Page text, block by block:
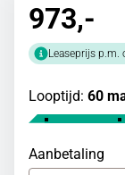
973,-
Leaseprijs p.m.
Looptijd: 60
Aanbetaling